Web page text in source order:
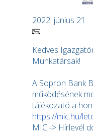
2022. június 21.
Kedves
Munkatársak!
A Sopron Bank
működésének
tájékozató a
https://mic.hu/
MIC -> Hírlevél